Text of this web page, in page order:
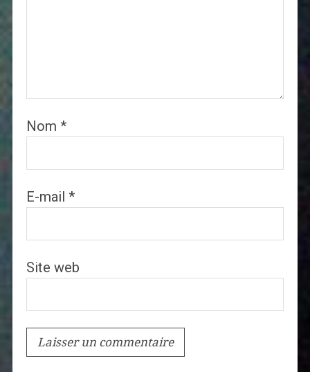
Nom *
E-mail *
Site web